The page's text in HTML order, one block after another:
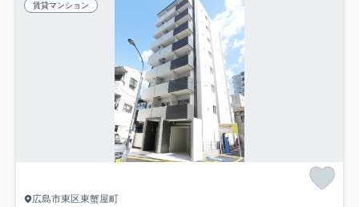
賃貸マンション
広島市東区東蟹屋町